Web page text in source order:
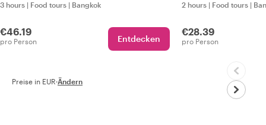
3 hours | Food tours | Bangkok
€46.19
pro Person Entdecken
2 hours | Food tours |
€28.39
pro Person
Preise in EUR·Ändern